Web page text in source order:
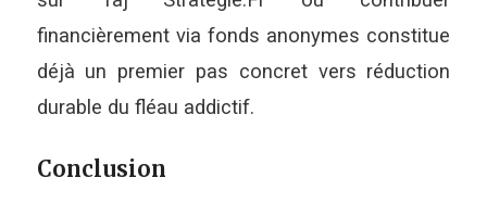
financièrement via fonds anonymes constitue
déjà un premier pas concret vers réduction
durable du fléau addictif.
Conclusion